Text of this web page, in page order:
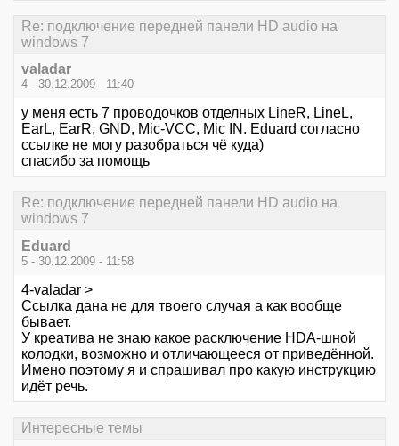
Re: подключение передней панели HD audio на
windows 7
valadar
4 - 30.12.2009 - 11:40
у меня есть 7 проводочков отделных LineR, LineL,
EarL, EarR, GND, Mic-VCC, Mic IN. Eduard согласно
ссылке не могу разобраться чё куда)
спасибо за помощь
Re: подключение передней панели HD audio на
windows 7
Eduard
5 - 30.12.2009 - 11:58
4-valadar >
Ссылка дана не для твоего случая а как вообще
бывает.
У креатива не знаю какое расключение HDA-шной
колодки, возможно и отличающееся от приведённой.
Имено поэтому я и спрашивал про какую инструкцию
идёт речь.
Интересные темы